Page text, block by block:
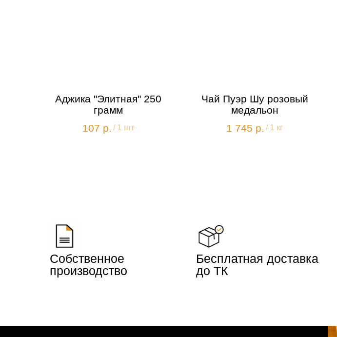
Аджика "Элитная" 250
грамм
107 р. / 1 шт
Чай Пуэр Шу розовый
медальон
1 745 р. / 1 кг
Собственное
производство
Бесплатная доставка
до ТК